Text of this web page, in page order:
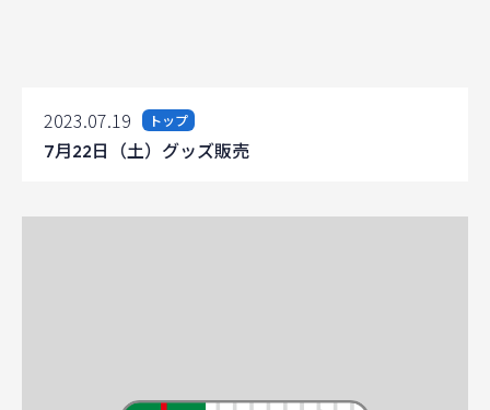
2023.07.19 トップ
7月22日（土）グッズ販売